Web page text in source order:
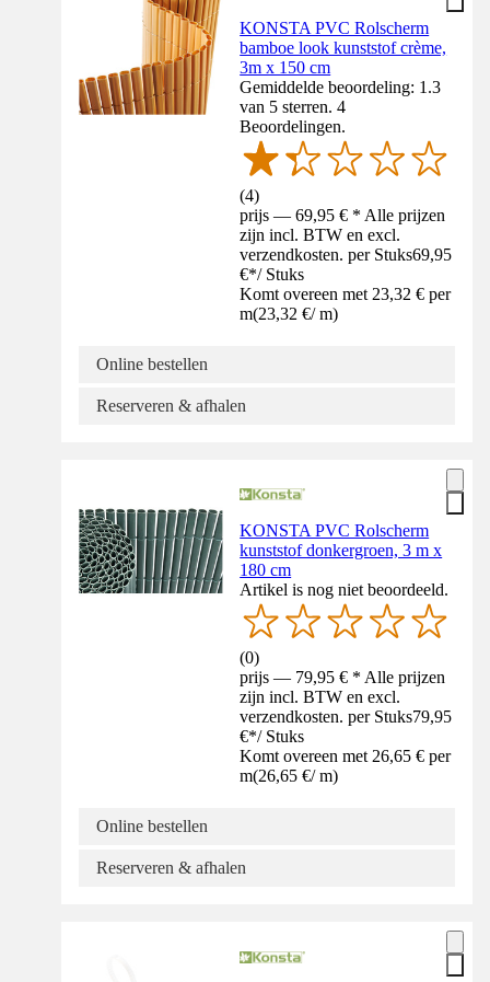
KONSTA PVC Rolscherm
bamboe look kunststof crème,
3m x 150 cm
Gemiddelde beoordeling: 1.3
van 5 sterren. 4
Beoordelingen.
(4)
prijs — 69,95 € * Alle prijzen
zijn incl. BTW en excl.
verzendkosten. per Stuks69,95
€*/ Stuks
Komt overeen met 23,32 € per
m(23,32 €/ m)
Online bestellen
Reserveren & afhalen
KONSTA PVC Rolscherm
kunststof donkergroen, 3 m x
180 cm
Artikel is nog niet beoordeeld.
(0)
prijs — 79,95 € * Alle prijzen
zijn incl. BTW en excl.
verzendkosten. per Stuks79,95
€*/ Stuks
Komt overeen met 26,65 € per
m(26,65 €/ m)
Online bestellen
Reserveren & afhalen